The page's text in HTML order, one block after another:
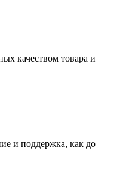
качеством товара и
и поддержка, как до